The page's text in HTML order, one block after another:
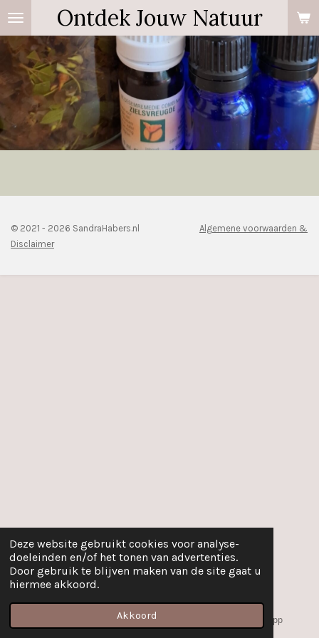
Deze website gebruikt cookies voor analyse-
doeleinden en/of het tonen van advertenties.
Door gebruik te blijven maken van de site gaat u
hiermee akkoord.
Akkoord
Ga
direct
naar
de
hoofdinhoud
Ontdek Jouw Natuur
© 2021 - 2026 SandraHabers.nl Algemene voorwaarden &
Disclaimer
Instagram WhatsApp